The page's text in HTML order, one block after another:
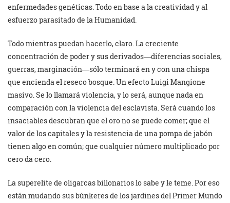
enfermedades genéticas. Todo en base a la creatividad y al
esfuerzo parasitado de la Humanidad.
Todo mientras puedan hacerlo, claro. La creciente
concentración de poder y sus derivados―diferencias sociales,
guerras, marginación―sólo terminará en y con una chispa
que encienda el reseco bosque. Un efecto Luigi Mangione
masivo. Se lo llamará violencia, y lo será, aunque nada en
comparación con la violencia del esclavista. Será cuando los
insaciables descubran que el oro no se puede comer; que el
valor de los capitales y la resistencia de una pompa de jabón
tienen algo en común; que cualquier número multiplicado por
cero da cero.
La superelite de oligarcas billonarios lo sabe y le teme. Por eso
están mudando sus búnkeres de los jardines del Primer Mundo